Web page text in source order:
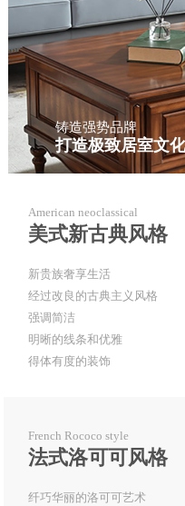
铸造强势品牌
打造极致居室文
American neoclassical
美式新古典风格
新贵族奢享生活
经过改良的古典主义风格
强调简洁
明晰的线条和优雅
得体有度的装饰
French Rococo style
法式洛可可风格
纤巧华丽的洛可可艺术